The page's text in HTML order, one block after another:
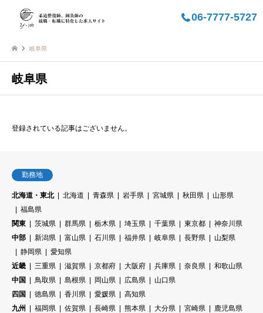
06-7777-5727
岐阜県
岐阜県
登録されている記事はございません。
勤務地
北海道・東北 北海道 青森県 岩手県 宮城県 秋田県
山形県
福島県
関東
茨城県 群馬県 栃木県 埼玉県 千葉県 東京都
神奈川県
中部
新潟県 富山県 石川県 福井県 岐阜県 長野県
山梨県
静岡県
愛知県
近畿
三重県 滋賀県 京都府 大阪府 兵庫県 奈良県
和歌山県
中国
鳥取県 島根県 岡山県 広島県
山口県
四国
徳島県 香川県 愛媛県
高知県
九州
福岡県 佐賀県 長崎県 熊本県 大分県 宮崎県
鹿児島県